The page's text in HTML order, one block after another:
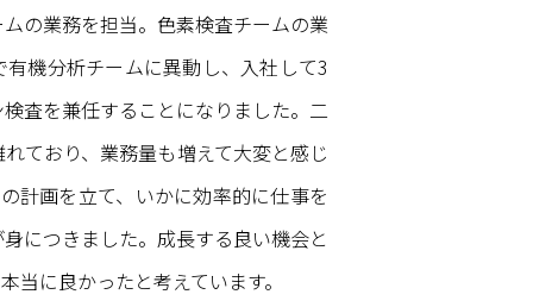
の業務を担当。色素検査チームの業
機分析チームに異動し、入社して3
査を兼任することになりました。二
ており、業務量も増えて大変と感じ
計画を立て、いかに効率的に仕事を
につきました。成長する良い機会と
当に良かったと考えています。